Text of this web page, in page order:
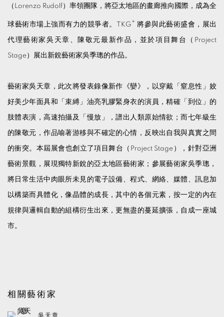
（Lorenzo Rudolf）率領團隊，將亞太地區的畫廊推向國際，成為全
球藝術市場上強而有力的競爭者。TKG+ 將參與此藝術盛會，展出
代理藝術家吳天章、陳敬元最新作品，並於項目舞台（Project
Stage）展出新銳藝術家吳季璁的作品。
藝術家吳天章，此次將發表錄像新作《孌》，以穿戴「窒息性」姣
好美少年面具和「束縛」油亮乳膠緊身衣的演員，精確「到位」的
肢體表演，高速拍攝及「慢放」，譜出人類原始情欲；而七年級生
的陳敬元，作品喻著游移與不確定的心情，反映出自我與真實之間
的衝突。本屆展會也創立了項目舞台（Project Stage），針對亞洲
藝術景觀，展現獨特新銳的亞太地區藝術家；參展藝術家吳季璁，
將日常生活中肉眼所未見的電子設備、程式、網絡、媒體、訊息加
以構築而具體化，像晶體的成長，其中的各個元素，按一定的內在
規律與邏輯自動的組構衍生出來，更無盡的蔓延擴張，自成一座城
市。
相關藝術家
吳天章